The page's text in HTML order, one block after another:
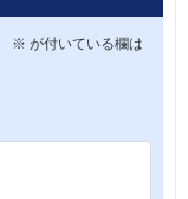
※ が付いている欄は